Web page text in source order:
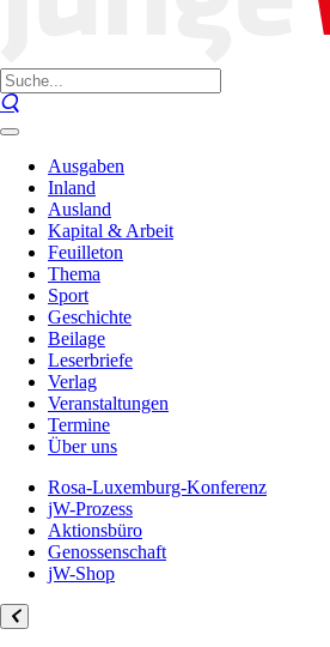
Ausgaben
Inland
Ausland
Kapital & Arbeit
Feuilleton
Thema
Sport
Geschichte
Beilage
Leserbriefe
Verlag
Veranstaltungen
Termine
Über uns
Rosa-Luxemburg-Konferenz
jW-Prozess
Aktionsbüro
Genossenschaft
jW-Shop